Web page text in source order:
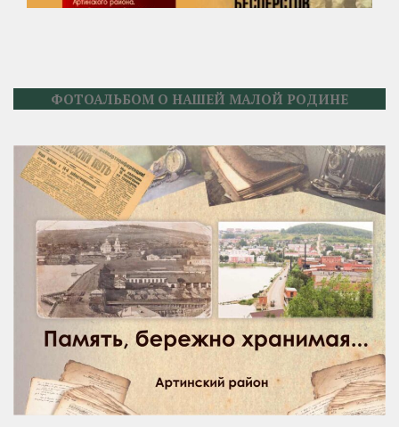
ФОТОАЛЬБОМ О НАШЕЙ МАЛОЙ РОДИНЕ